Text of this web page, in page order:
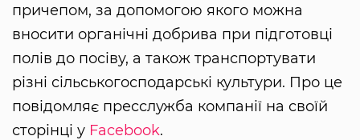
причепом, за допомогою якого можна
вносити органічні добрива при підготовці
полів до посіву, а також транспортувати
різні сільськогосподарські культури. Про це
повідомляє пресслужба компанії на своїй
сторінці у Facebook.